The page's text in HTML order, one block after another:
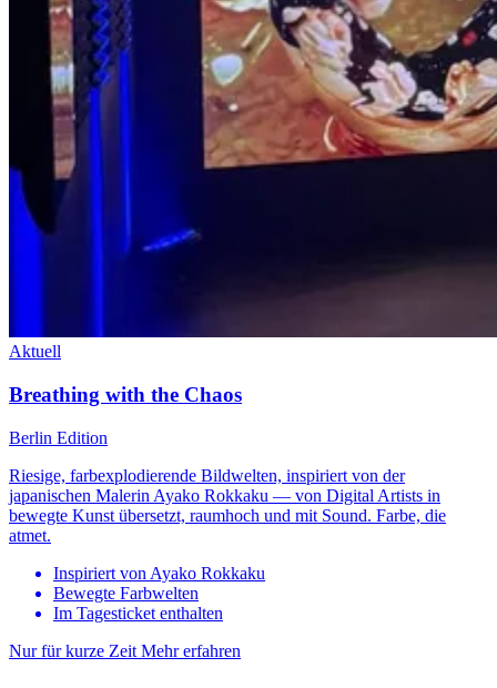
Aktuell
Breathing with the Chaos
Berlin Edition
Riesige, farbexplodierende Bildwelten, inspiriert von der
japanischen Malerin Ayako Rokkaku — von Digital Artists in
bewegte Kunst übersetzt, raumhoch und mit Sound. Farbe, die
atmet.
Inspiriert von Ayako Rokkaku
Bewegte Farbwelten
Im Tagesticket enthalten
Nur für kurze Zeit Mehr erfahren